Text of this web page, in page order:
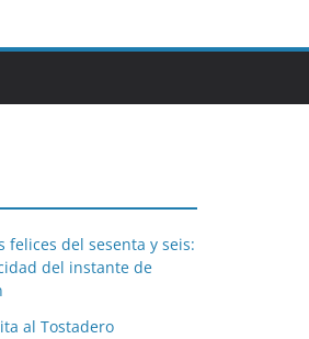
felices del sesenta y seis:
del instante de
al Tostadero